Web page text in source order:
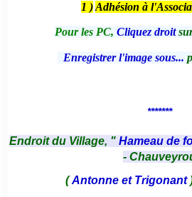
1 ) Adhésion à
Pour les PC, Cliquez droit
Enregistrer l'image sous...
*******
Endroit du Village, " Hameau de
-
(Antonne et Trigonant